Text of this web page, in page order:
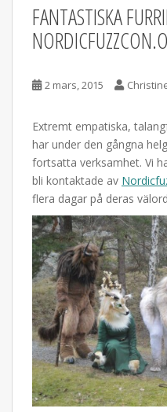
FANTASTISKA
2 mars, 2015
Extremt empatiska,
har under den gångna
fortsatta verksamhet. Vi
bli kontaktade av
flera dagar på deras